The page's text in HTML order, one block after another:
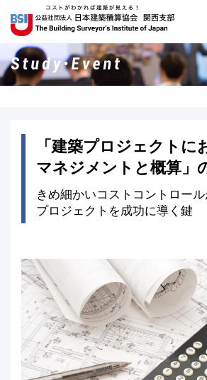
「建築プロジェクトに
マネジメントと概算」
きめ細かいコストコントロー
プロジェクトを成功に導く鍵